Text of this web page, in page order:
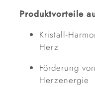
Produktvorteile
Kristall-
Herz
Förderung
Herzenergie